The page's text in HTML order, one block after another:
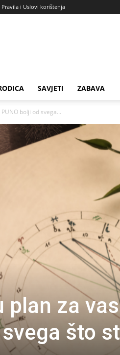
Pravila i Uslovi korištenja
SAVJETI ZABAVA
bolji od svega...
za
što